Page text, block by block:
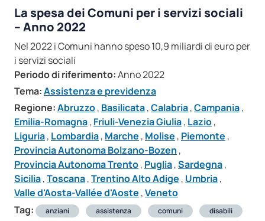
La spesa dei Comuni per i servizi sociali
– Anno 2022
Nel 2022 i Comuni hanno speso 10,9 miliardi di euro per
i servizi sociali
Periodo di riferimento:Anno 2022
Tema:Assistenza e previdenza
Regione:Abruzzo, Basilicata,Calabria,Campania,
Emilia-Romagna, Friuli-Venezia Giulia, Lazio,
Liguria, Lombardia, Marche , Molise , Piemonte ,
Provincia Autonoma Bolzano-Bozen ,
Provincia Autonoma Trento, Puglia,Sardegna,
Sicilia,Toscana,Trentino Alto Adige , Umbria,
Valle d'Aosta-Vallée d'Aoste ,Veneto
Tag:
anziani assistenza comuni
disabili